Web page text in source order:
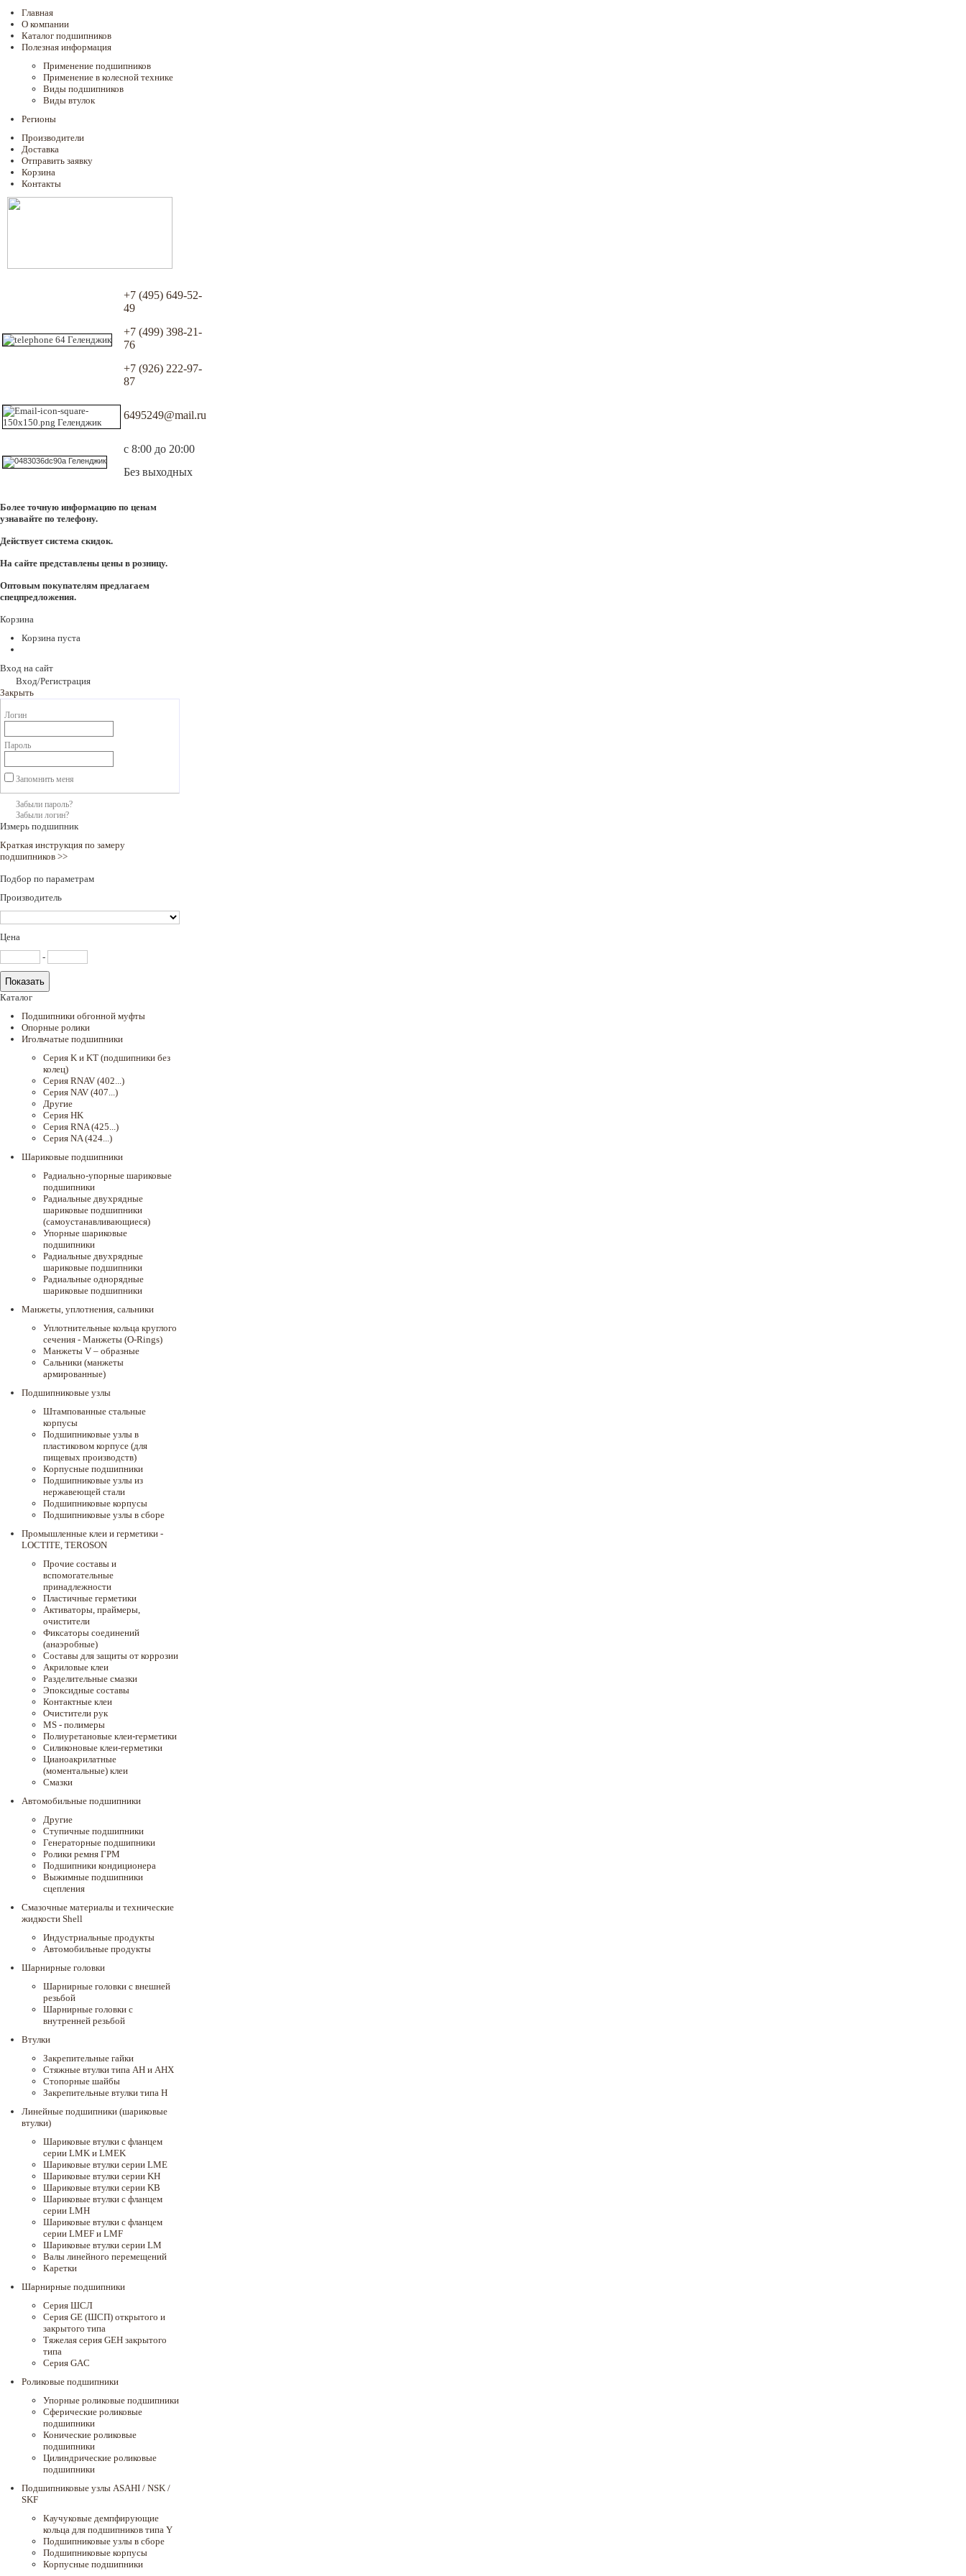
Главная
О компании
Каталог подшипников
Полезная информация
Применение подшипников
Применение в колесной технике
Виды подшипников
Виды втулок
Регионы
Производители
Доставка
Отправить заявку
Корзина
Контакты
+7 (495) 649-52-
49
+7 (499) 398-21-
76
+7 (926) 222-97-
87
6495249@mail.ru
с 8:00 до 20:00
Без выходных
Более точную информацию по ценам
узнавайте по телефону.
Действует система скидок.
На сайте представлены цены в розницу.
Оптовым покупателям предлагаем
спецпредложения.
Корзина
Корзина пуста
Вход на сайт
Вход/Регистрация
Закрыть
Логин
Пароль
Запомнить меня
Забыли пароль?
Забыли логин?
Измерь подшипник
Краткая инструкция по замеру
подшипников >>
Подбор по параметрам
Производитель
Цена
-
Каталог
Подшипники обгонной муфты
Опорные ролики
Игольчатые подшипники
Серия K и KT (подшипники без
колец)
Серия RNAV (402...)
Серия NAV (407...)
Другие
Серия HK
Серия RNA (425...)
Серия NA (424...)
Шариковые подшипники
Радиально-упорные шариковые
подшипники
Радиальные двухрядные
шариковые подшипники
(самоустанавливающиеся)
Упорные шариковые
подшипники
Радиальные двухрядные
шариковые подшипники
Радиальные однорядные
шариковые подшипники
Манжеты, уплотнения, сальники
Уплотнительные кольца круглого
сечения - Манжеты (O-Rings)
Манжеты V – образные
Сальники (манжеты
армированные)
Подшипниковые узлы
Штампованные стальные
корпусы
Подшипниковые узлы в
пластиковом корпусе (для
пищевых производств)
Корпусные подшипники
Подшипниковые узлы из
нержавеющей стали
Подшипниковые корпусы
Подшипниковые узлы в сборе
Промышленные клеи и герметики -
LOCTITE, TEROSON
Прочие составы и
вспомогательные
принадлежности
Пластичные герметики
Активаторы, праймеры,
очистители
Фиксаторы соединений
(анаэробные)
Составы для защиты от коррозии
Акриловые клеи
Разделительные смазки
Эпоксидные составы
Контактные клеи
Очистители рук
MS - полимеры
Полиуретановые клеи-герметики
Силиконовые клеи-герметики
Цианоакрилатные
(моментальные) клеи
Смазки
Автомобильные подшипники
Другие
Ступичные подшипники
Генераторные подшипники
Ролики ремня ГРМ
Подшипники кондиционера
Выжимные подшипники
сцепления
Смазочные материалы и технические
жидкости Shell
Индустриальные продукты
Автомобильные продукты
Шарнирные головки
Шарнирные головки с внешней
резьбой
Шарнирные головки с
внутренней резьбой
Втулки
Закрепительные гайки
Стяжные втулки типа AH и AHX
Стопорные шайбы
Закрепительные втулки типа H
Линейные подшипники (шариковые
втулки)
Шариковые втулки с фланцем
серии LMK и LMEK
Шариковые втулки серии LME
Шариковые втулки серии KH
Шариковые втулки серии KB
Шариковые втулки с фланцем
серии LMH
Шариковые втулки с фланцем
серии LMEF и LMF
Шариковые втулки серии LM
Валы линейного перемещений
Каретки
Шарнирные подшипники
Cерия ШСЛ
Серия GE (ШСП) открытого и
закрытого типа
Тяжелая серия GEH закрытого
типа
Серия GAC
Роликовые подшипники
Упорные роликовые подшипники
Сферические роликовые
подшипники
Конические роликовые
подшипники
Цилиндрические роликовые
подшипники
Подшипниковые узлы ASAHI / NSK /
SKF
Каучуковые демпфирующие
кольца для подшипников типа Y
Подшипниковые узлы в сборе
Подшипниковые корпусы
Корпусные подшипники